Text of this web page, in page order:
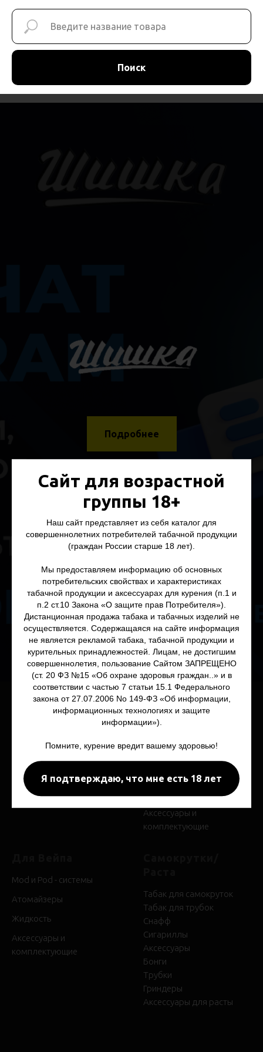
Поиск
Сайт для возрастной
группы 18+
Наш сайт представляет из себя каталог для
совершеннолетних потребителей табачной продукции
(граждан России старше 18 лет).
Мы предоставляем информацию об основных
потребительских свойствах и характеристиках
табачной продукции и аксессуарах для курения (п.1 и
п.2 ст.10 Закона «О защите прав Потребителя»).
Дистанционная продажа табака и табачных изделий не
осуществляется. Содержащаяся на сайте информация
не является рекламой табака, табачной продукции и
курительных принадлежностей. Лицам, не достигшим
совершеннолетия, пользование Сайтом ЗАПРЕЩЕНО
(ст. 20 ФЗ №15 «Об охране здоровья граждан..» и в
соответствии с частью 7 статьи 15.1 Федерального
закона от 27.07.2006 No 149-ФЗ «Об информации,
информационных технологиях и защите
информации»).
Помните, курение вредит вашему здоровью!
Я подтверждаю, что мне есть 18 лет
Подробнее
Табак и смеси
Аксессуары и
комплектующие
Mod и Pod - системы
Атомайзеры
Жидкость
Аксессуары и
комплектующие
Табак для самокруток
Табак для трубок
Снафф
Сигариллы
Аксессуары
Бонги
Трубки
Гриндеры
Аксессуары для расты